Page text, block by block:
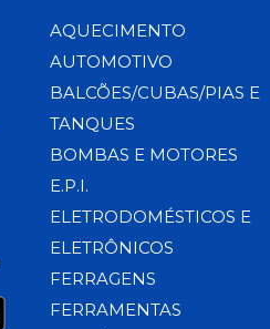
AQUECIMENTO
AUTOMOTIVO
BALCÕES/CUBAS/PIAS E
TANQUES
BOMBAS E MOTORES
E.P.I.
ELETRODOMÉSTICOS E
ELETRÔNICOS
FERRAGENS
FERRAMENTAS